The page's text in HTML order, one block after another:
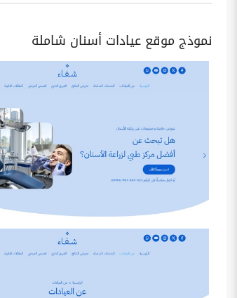
نموذج موقع عيادات أسنان شاملة